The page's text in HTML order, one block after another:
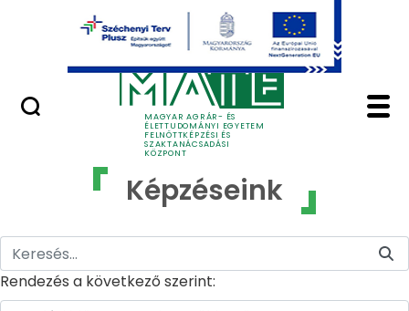
Ugrás a fő tartalomhoz
MAGYAR AGRÁR- ÉS
ÉLETTUDOMÁNYI EGYETEM
FELNŐTTKÉPZÉSI ÉS
SZAKTANÁCSADÁSI
KÖZPONT
Képzéseink - MATE
Képzéseink
Rendezés a következő szerint: